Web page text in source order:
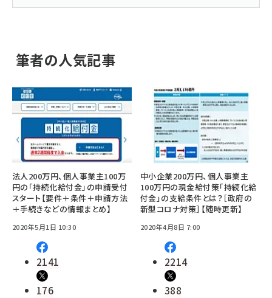
筆者の人気記事
法人200万円、個人事業主100万
円の「持続化給付金」の申請受付
スタート【要件＋条件＋申請方法
＋手続きなどの情報まとめ】
2020年5月1日 10:30
2141
176
中小企業200万円、個人事業主
100万円の現金給付策「持続化給
付金」の支給条件とは？［政府の
新型コロナ対策］【随時更新】
2020年4月8日 7:00
2214
388